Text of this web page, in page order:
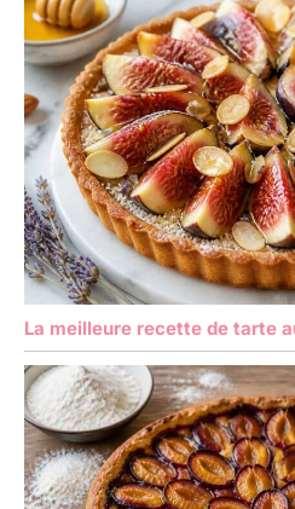
La meilleure recette de tarte